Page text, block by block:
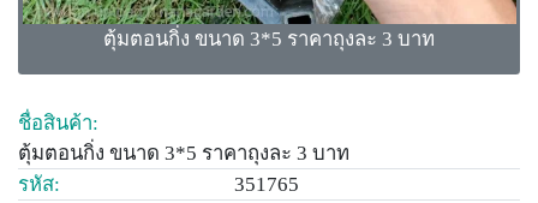
ตุ้มตอนกิ่ง ขนาด 3*5 ราคาถุงละ 3 บาท
ชื่อสินค้า:
ตุ้มตอนกิ่ง ขนาด 3*5 ราคาถุงละ 3 บาท
รหัส:
351765